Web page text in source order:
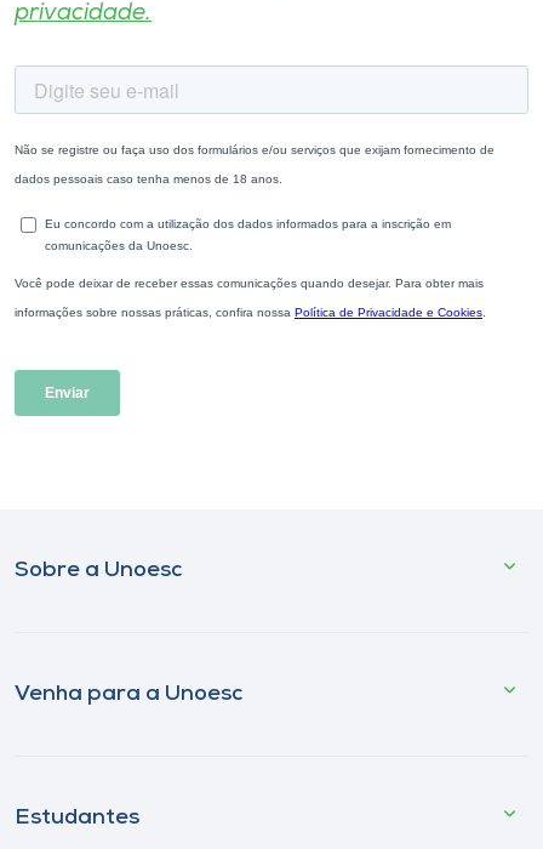
privacidade.
Sobre a Unoesc
Venha para a Unoesc
Estudantes